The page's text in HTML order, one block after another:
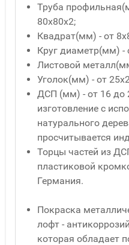
Труба
80x80x2;
Квадрат(мм) - от
Круг диаметр(мм) -
Листовой
Уголок(мм) - от
ДСП (мм) - от 16 до
изготовление с
натурального
просчитывается
Торцы частей из
пластиковой
Германия.
Покраска
лофт -
которая обладает